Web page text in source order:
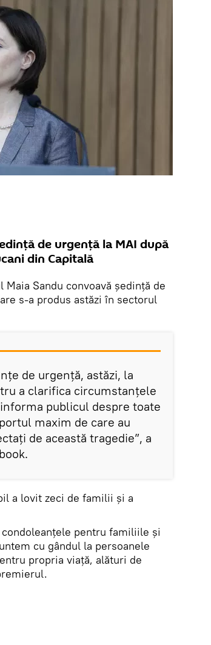
de urgență la MAI după
din Capitală
Maia Sandu convoavă ședință de
s-a produs astăzi în sectorul
de urgență, astăzi, la
a clarifica circumstanțele
publicul despre toate
maxim de care au
de această tragedie”, a
a lovit zeci de familii și a
pentru familiile și
cu gândul la persoanele
propria viață, alături de